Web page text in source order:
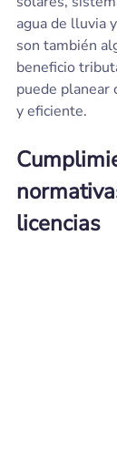
agua de lluvia
son también
beneficio
puede planear
y eficiente.
licencias